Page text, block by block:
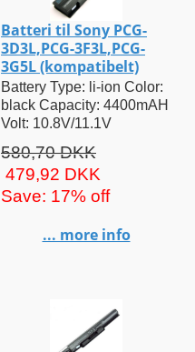
Batteri til Sony PCG-
3D3L,PCG-3F3L,PCG-
3G5L (kompatibelt)
Battery Type: li-ion Color:
black Capacity: 4400mAH
Volt: 10.8V/11.1V
580,70 DKK
479,92 DKK
Save: 17% off
... more info